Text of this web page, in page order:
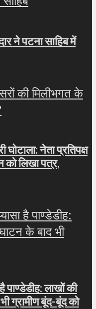
ने पटना साहिब में
नेता प्रतिपक्ष
को लिखा पत्र,
पाण्डेडीह: लाखों की
ग्रामीण बूंद-बूंद को